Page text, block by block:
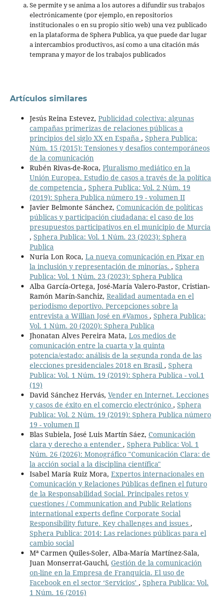
Se permite y se anima a los autores a difundir sus trabajos
electrónicamente (por ejemplo, en repositorios
institucionales o en su propio sitio web) una vez publicado
en la plataforma de Sphera Publica, ya que puede dar lugar
a intercambios productivos, así como a una citación más
temprana y mayor de los trabajos publicados
Artículos similares
Jesús Reina Estevez, Publicidad colectiva: algunas
campañas primerizas de relaciones públicas a
principios del siglo XX en España , Sphera Publica:
Núm. 15 (2015): Tensiones y desafíos contemporáneos
de la comunicación
Rubén Rivas-de-Roca, Pluralismo mediático en la
Unión Europea. Estudio de casos a través de la política
de competencia , Sphera Publica: Vol. 2 Núm. 19
(2019): Sphera Publica número 19 - volumen II
Javier Belmonte Sánchez, Comunicación de políticas
públicas y participación ciudadana: el caso de los
presupuestos participativos en el municipio de Murcia
, Sphera Publica: Vol. 1 Núm. 23 (2023): Sphera
Publica
Nuria Lon Roca, La nueva comunicación en Pixar en
la inclusión y representación de minorías. , Sphera
Publica: Vol. 1 Núm. 23 (2023): Sphera Publica
Alba García-Ortega, José-María Valero-Pastor, Cristian-
Ramón Marín-Sanchiz, Realidad aumentada en el
periodismo deportivo. Percepciones sobre la
entrevista a Willian José en #Vamos , Sphera Publica:
Vol. 1 Núm. 20 (2020): Sphera Publica
Jhonatan Alves Pereira Mata, Los medios de
comunicación entre la cuarta y la quinta
potencia/estado: análisis de la segunda ronda de las
elecciones presidenciales 2018 en Brasil , Sphera
Publica: Vol. 1 Núm. 19 (2019): Sphera Publica - vol.1
(19)
David Sánchez Hervás, Vender en Internet. Lecciones
y casos de éxito en el comercio electrónico , Sphera
Publica: Vol. 2 Núm. 19 (2019): Sphera Publica número
19 - volumen II
Blas Subiela, José Luis Martín Sáez, Comunicación
clara y derecho a entender , Sphera Publica: Vol. 1
Núm. 26 (2026): Monográfico "Comunicación Clara: de
la acción social a la disciplina científica"
Isabel María Ruiz Mora, Expertos internacionales en
Comunicación y Relaciones Públicas definen el futuro
de la Responsabilidad Social. Principales retos y
cuestiones / Communication and Public Relations
international experts define Corporate Social
Responsibility future. Key challenges and issues ,
Sphera Publica: 2014: Las relaciones públicas para el
cambio social
Mª Carmen Quiles-Soler, Alba-María Martínez-Sala,
Juan Monserrat-Gauchi, Gestión de la comunicación
on-line en la Empresa de Franquicia. El uso de
Facebook en el sector ‘Servicios’ , Sphera Publica: Vol.
1 Núm. 16 (2016)